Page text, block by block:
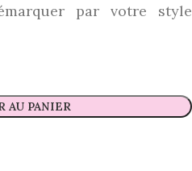
par votre style
AU PANIER